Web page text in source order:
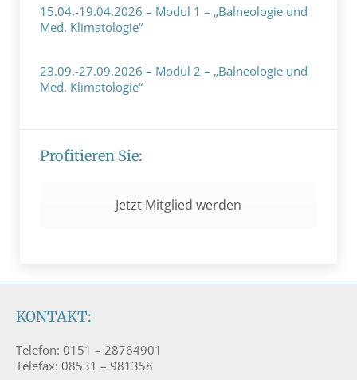
15.04.-19.04.2026 – Modul 1 – „Balneologie und
Med. Klimatologie“
23.09.-27.09.2026 – Modul 2 – „Balneologie und
Med. Klimatologie“
Profitieren Sie:
Jetzt Mitglied werden
KONTAKT:
Telefon: 0151 – 28764901
Telefax: 08531 – 981358